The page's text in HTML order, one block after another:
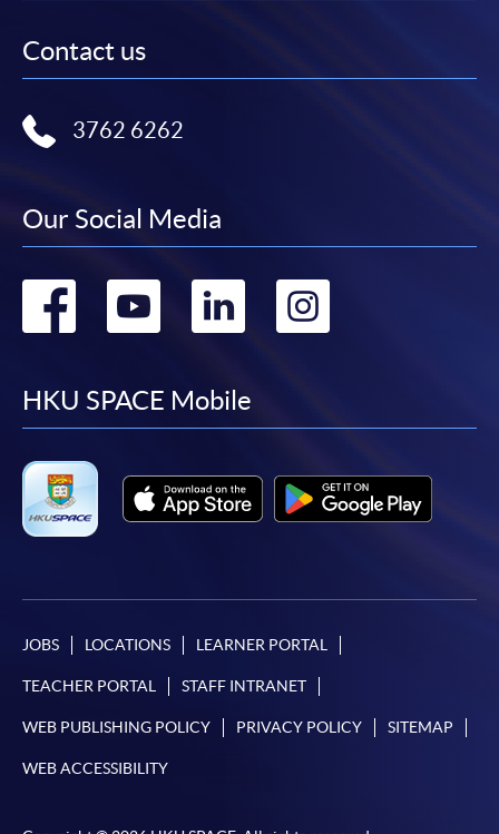
網上支付可通過「繳費靈」(PPS) (不適用於手機)、
繳付學費。
親身報名/郵遞
報讀新課程
費以及所需證明文件呈交。
[下載報名表SF26
申請學歷頒授及專業課程可能需要其他資料，報名
往報名中心或以郵遞方式遞交。
報讀同一學歷頒授課程內其他單元
用於一般學歷頒授課程。
Contact us
3762 6262
Our Social Media
Go
facebook
Go
youtube
Go
linkedin
HKU SPACE Mobile
JOBS LOCATIONS LEARNER PORTAL
TEACHER PORTAL STAFF INTRANET
WEB PUBLISHING POLICY PRIVACY POLICY SITEMAP
WEB ACCESSIBILITY